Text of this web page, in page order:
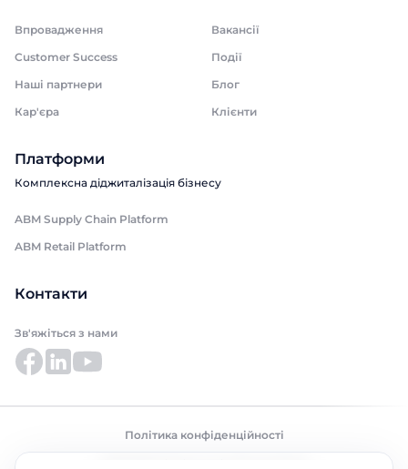
Впровадження
Вакансії
Customer Success
Події
Наші партнери
Блог
Кар'єра
Клієнти
Платформи
Комплексна діджиталізація бізнесу
ABM Supply Chain Platform
ABM Retail Platform
Контакти
Зв'яжіться з нами
Політика конфіденційності